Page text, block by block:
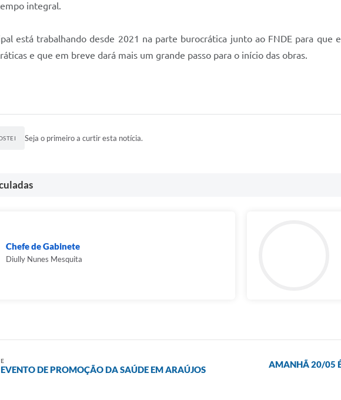
integral.
está trabalhando desde 2021 na parte burocrática junto ao FNDE para que
e que em breve dará mais um grande passo para o início das obras.
Seja o primeiro a curtir esta notícia.
Chefe de Gabinete
Diully Nunes Mesquita
DE PROMOÇÃO DA SAÚDE EM ARAÚJOS
AMANHÃ 20/05